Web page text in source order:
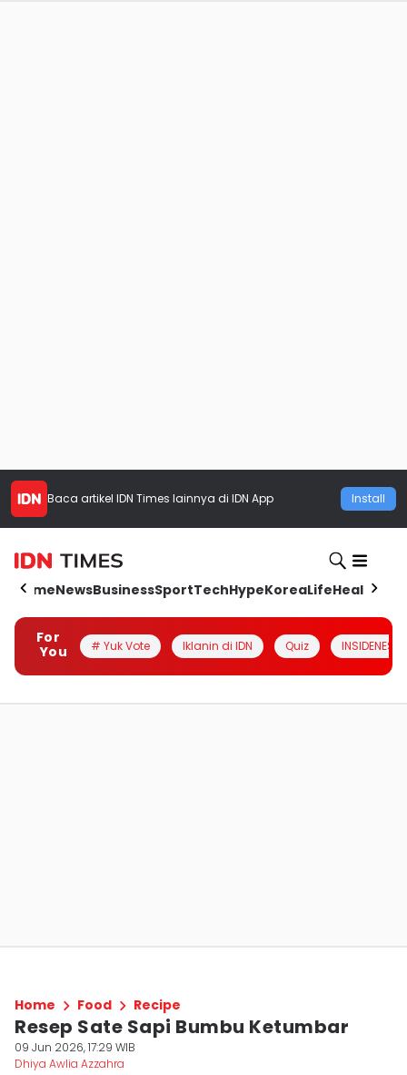
Baca artikel IDN Times lainnya di IDN App Install
HomeNewsBusinessSportTechHypeKoreaLifeHealth
For
You
# Yuk Vote Iklanin di IDN Quiz INSIDENESIA
Home Food Recipe
Resep Sate Sapi Bumbu Ketumbar
09 Jun 2026, 17:29 WIB
Dhiya Awlia Azzahra